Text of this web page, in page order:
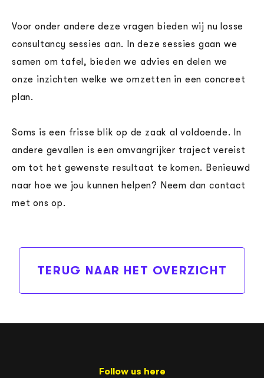
Voor onder andere deze vragen bieden wij nu losse
consultancy sessies aan. In deze sessies gaan we
samen om tafel, bieden we advies en delen we
onze inzichten welke we omzetten in een concreet
plan.
Soms is een frisse blik op de zaak al voldoende. In
andere gevallen is een omvangrijker traject vereist
om tot het gewenste resultaat te komen. Benieuwd
naar hoe we jou kunnen helpen? Neem dan contact
met ons op.
TERUG NAAR HET OVERZICHT
Follow us here